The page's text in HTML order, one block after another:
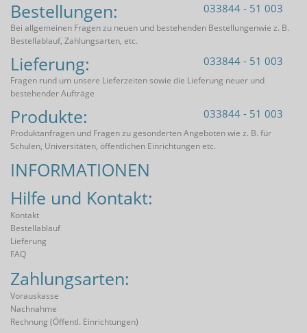
Bestellungen: 033844 - 51 003
Bei allgemeinen Fragen zu neuen und bestehenden Bestellungenwie z. B.
Bestellablauf, Zahlungsarten, etc.
Lieferung: 033844 - 51 003
Fragen rund um unsere Lieferzeiten sowie die Lieferung neuer und
bestehender Aufträge
Produkte: 033844 - 51 003
Produktanfragen und Fragen zu gesonderten Angeboten wie z. B. für
Schulen, Universitäten, öffentlichen Einrichtungen etc.
INFORMATIONEN
Hilfe und Kontakt:
Kontakt
Bestellablauf
Lieferung
FAQ
Zahlungsarten:
Vorauskasse
Nachnahme
Rechnung (öffentl. Einrichtungen)